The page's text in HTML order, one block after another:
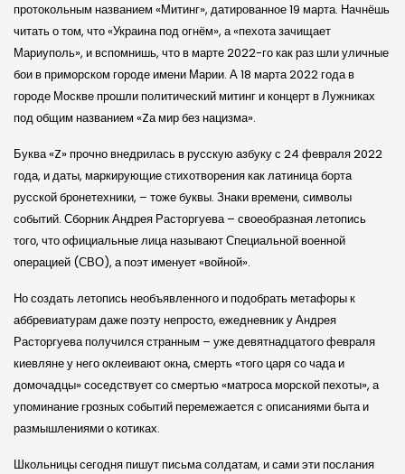
протокольным названием «Митинг», датированное 19 марта. Начнёшь
читать о том, что «Украина под огнём», а «пехота зачищает
Мариуполь», и вспомнишь, что в марте 2022-го как раз шли уличные
бои в приморском городе имени Марии. А 18 марта 2022 года в
городе Москве прошли политический митинг и концерт в Лужниках
под общим названием «Zа мир без нацизма».
Буква «Z» прочно внедрилась в русскую азбуку с 24 февраля 2022
года, и даты, маркирующие стихотворения как латиница борта
русской бронетехники, – тоже буквы. Знаки времени, символы
событий. Сборник Андрея Расторгуева – своеобразная летопись
того, что официальные лица называют Специальной военной
операцией (СВО), а поэт именует «войной».
Но создать летопись необъявленного и подобрать метафоры к
аббревиатурам даже поэту непросто, ежедневник у Андрея
Расторгуева получился странным – уже девятнадцатого февраля
киевляне у него оклеивают окна, смерть «того царя со чада и
домочадцы» соседствует со смертью «матроса морской пехоты», а
упоминание грозных событий перемежается с описаниями быта и
размышлениями о котиках.
Школьницы сегодня пишут письма солдатам, и сами эти послания